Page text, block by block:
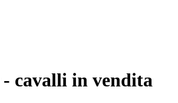
cavalli in vendita